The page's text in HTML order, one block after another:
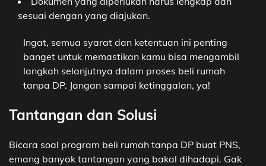
sesuai dengan yang diajukan.
Ingat, semua syarat dan ketentuan ini penting
banget untuk memastikan kamu bisa mengambil
langkah selanjutnya dalam proses beli rumah
tanpa DP. Jangan sampai ketinggalan, ya!
Tantangan dan Solusi
Bicara soal program beli rumah tanpa DP buat PNS,
emang banyak tantangan yang bakal dihadapi. Gak